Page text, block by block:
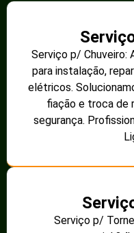
Serviço p/ Chuveiro:
para instalação,
elétricos.
fiação e troca de
segurança.
Serviço p/